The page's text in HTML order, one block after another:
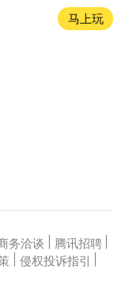
马上玩
务洽谈 腾讯招聘
侵权投诉指引